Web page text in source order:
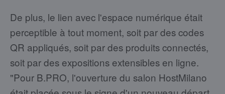
De plus, le lien avec l'espace numérique était
perceptible à tout moment, soit par des codes
QR appliqués, soit par des produits connectés,
soit par des expositions extensibles en ligne.
"Pour B.PRO, l'ouverture du salon HostMilano